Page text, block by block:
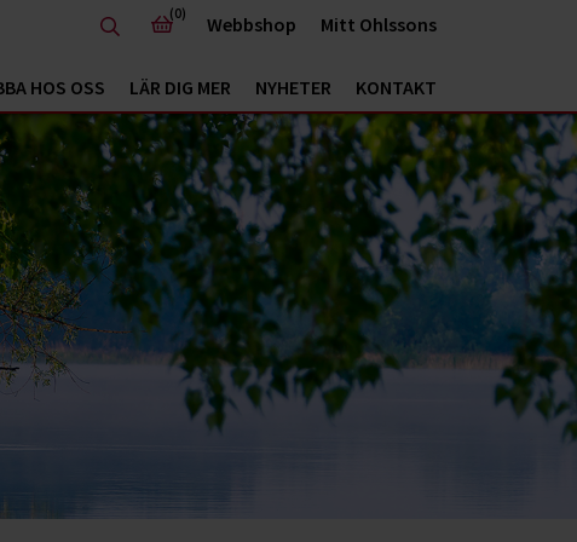
HOS OSS LÄR DIG MER NYHETER KONTAKT
(0) Webbshop Mitt Ohlssons